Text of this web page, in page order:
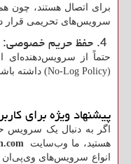
برای اتصال هستند، چون
سرویس‌های تحریمی قرار
حتماً از سرویس‌دهنده‌ای
(
No-Log Policy) داشته
پیشنهاد ویژه برای
اگر به دنبال یک سرویس
هستید، ما وب‌سایت
انواع سرویس‌های وی‌پی‌ان